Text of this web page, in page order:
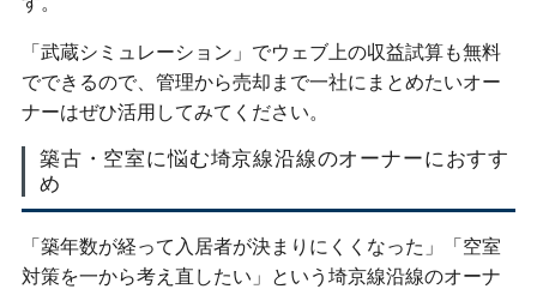
「武蔵シミュレーション」でウェブ上の収益試算も無料
でできるので、管理から売却まで一社にまとめたいオー
ナーはぜひ活用してみてください。
築古・空室に悩む埼京線沿線のオーナーにおすす
め
「築年数が経って入居者が決まりにくくなった」「空室
対策を一から考え直したい」という埼京線沿線のオーナ